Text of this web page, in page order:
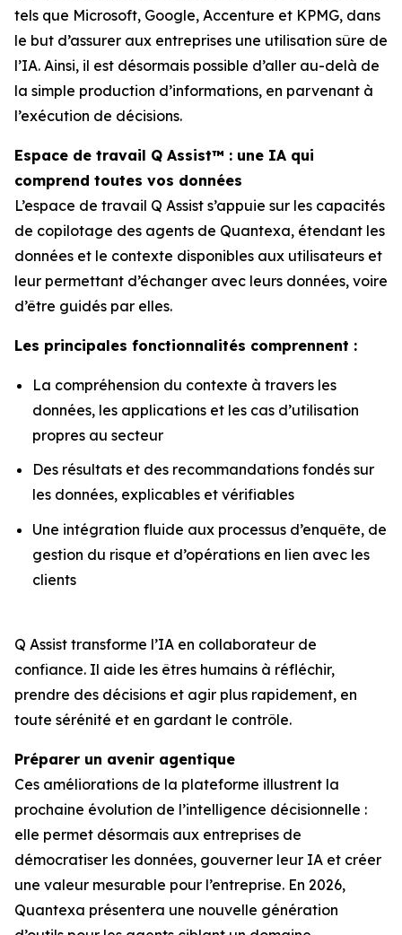
tels que Microsoft, Google, Accenture et KPMG, dans
le but d’assurer aux entreprises une utilisation sûre de
l’IA. Ainsi, il est désormais possible d’aller au-delà de
la simple production d’informations, en parvenant à
l’exécution de décisions.
Espace de travail Q Assist™ : une IA qui
comprend toutes vos données
L’espace de travail Q Assist s’appuie sur les capacités
de copilotage des agents de Quantexa, étendant les
données et le contexte disponibles aux utilisateurs et
leur permettant d’échanger avec leurs données, voire
d’être guidés par elles.
Les principales fonctionnalités comprennent :
La compréhension du contexte à travers les
données, les applications et les cas d’utilisation
propres au secteur
Des résultats et des recommandations fondés sur
les données, explicables et vérifiables
Une intégration fluide aux processus d’enquête, de
gestion du risque et d’opérations en lien avec les
clients
Q Assist transforme l’IA en collaborateur de
confiance. Il aide les êtres humains à réfléchir,
prendre des décisions et agir plus rapidement, en
toute sérénité et en gardant le contrôle.
Préparer un avenir agentique
Ces améliorations de la plateforme illustrent la
prochaine évolution de l’intelligence décisionnelle :
elle permet désormais aux entreprises de
démocratiser les données, gouverner leur IA et créer
une valeur mesurable pour l’entreprise. En 2026,
Quantexa présentera une nouvelle génération